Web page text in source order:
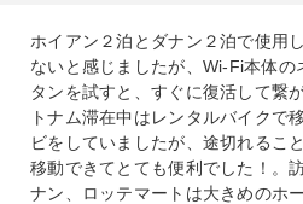
ホイアン２泊とダナン２泊で使用
ないと感じましたが、Wi-Fi本体の
タンを試すと、すぐに復活して繋
トナム滞在中はレンタルバイクで
ビをしていましたが、途切れるこ
移動できてとても便利でした！。
ナン、ロッテマートは大きめのホ